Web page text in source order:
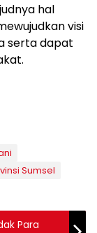
hal
visi
serta dapat
Sumsel
Para